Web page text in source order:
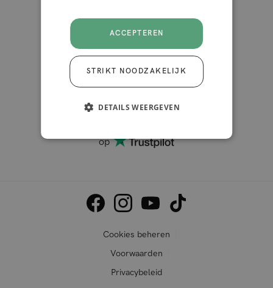
op
Cookies beheren
Voorwaarden
Privacybeleid
ACCEPTEREN
STRIKT NOODZAKELIJK
DETAILS WEERGEVEN